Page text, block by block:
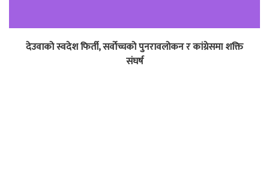
देउवाको स्वदेश फिर्ती, सर्वोच्चको पुनरावलोकन र कांग्रेसमा शक्ति
संघर्ष